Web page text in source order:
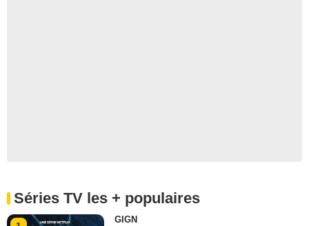
Séries TV les + populaires
GIGN